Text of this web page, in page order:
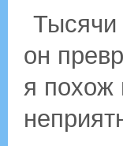
Тысячи
он
я похож